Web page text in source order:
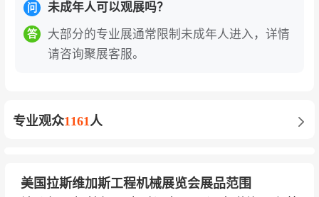
平台对接全球核心采购资源，抢占工程机械产业
电动化、智能化、全球化转型的发展先机。
知名展商
尔、沃尔沃建筑设备、利勃海尔、日立建机、神
中国工程机械领军企业：徐工集团、三一集团、
问 未成年人可以观展吗？
答
大部分的专业展通常限制未成年人进入，详情
请咨询聚展客服。
专业观众1161人
美国拉斯维加斯工程机械展览会展品范围